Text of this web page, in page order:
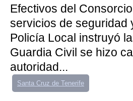
Efectivos del
servicios de seguridad
Policía Local instruyó
Guardia Civil se hizo
autoridad...
Santa Cruz de Tenerife